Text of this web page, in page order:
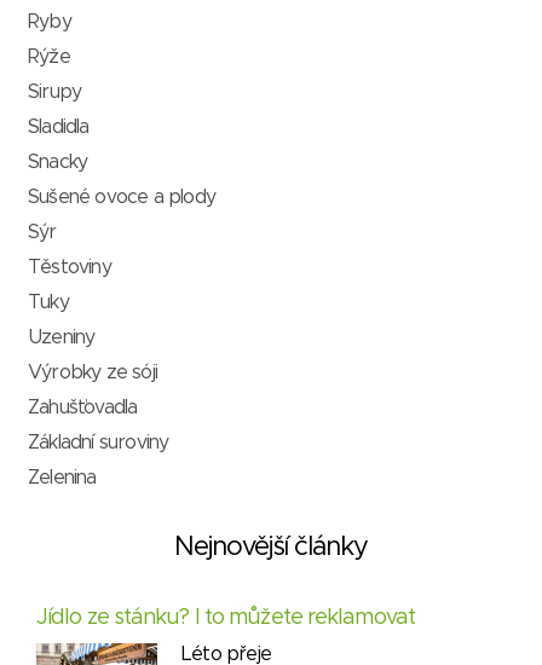
Ryby
Rýže
Sirupy
Sladidla
Snacky
Sušené ovoce a plody
Sýr
Těstoviny
Tuky
Uzeniny
Výrobky ze sóji
Zahušťovadla
Základní suroviny
Zelenina
Nejnovější články
Jídlo ze stánku? I to můžete reklamovat
Léto přeje